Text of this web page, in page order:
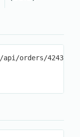
orders/4243490d-